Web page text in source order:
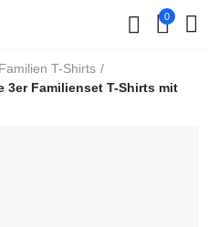
0
Familien T-Shirts
Familienset T-Shirts mit